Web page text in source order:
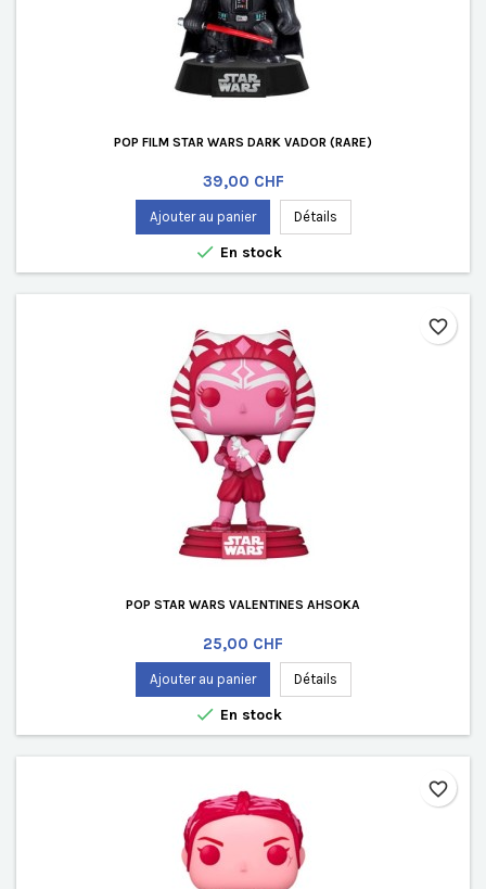
POP FILM STAR WARS DARK VADOR (RARE)
Prix
39,00 CHF
Ajouter au panier Détails
 En stock
POP STAR WARS VALENTINES AHSOKA
Prix
25,00 CHF
Ajouter au panier Détails
 En stock
favorite_border
favorite_border